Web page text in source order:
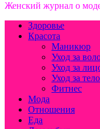
Женский журнал о
Здоровье
Красота
Маникюр
Уход за
Уход за
Уход за
Фитнес
Мода
Отношения
Еда